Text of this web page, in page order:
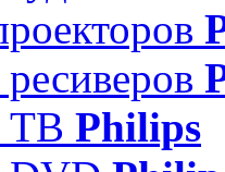
ТВ Philips